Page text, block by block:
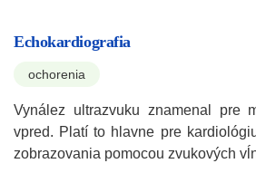
Echokardiografia
ochorenia
Vynález ultrazvuku znamenal pre
vpred. Platí to hlavne pre
zobrazovania pomocou zvukových